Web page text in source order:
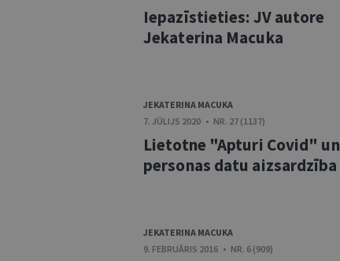
Iepazīstieties: JV autore
Jekaterina Macuka
JEKATERINA MACUKA
7. JŪLIJS 2020 • NR. 27 (1137)
Lietotne "Apturi Covid" un
personas datu aizsardzība
JEKATERINA MACUKA
9. FEBRUĀRIS 2016 • NR. 6 (909)